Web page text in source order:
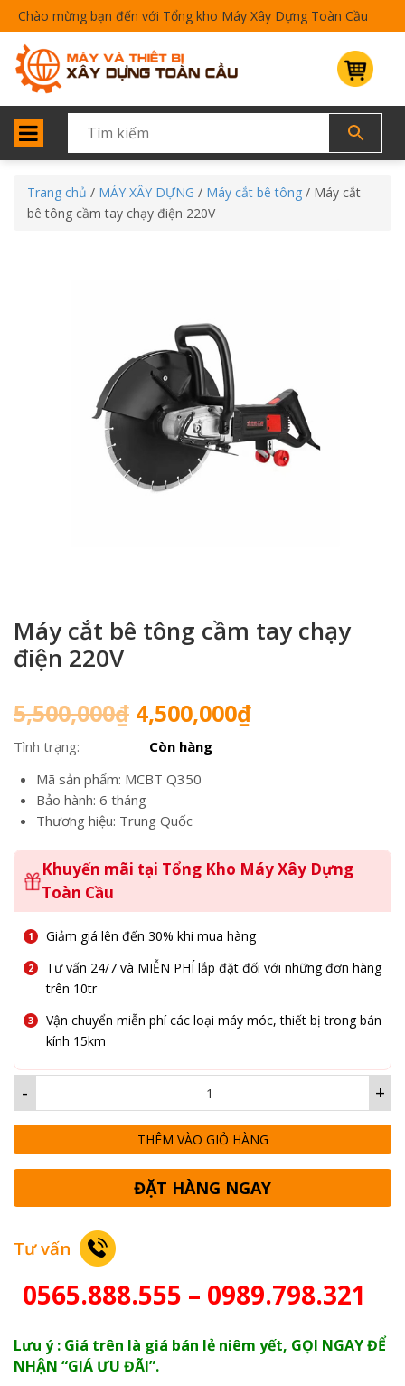
Chào mừng bạn đến với Tổng kho Máy Xây Dựng Toàn Cầu
Trang chủ / MÁY XÂY DỰNG / Máy cắt bê tông / Máy cắt
bê tông cầm tay chạy điện 220V
Máy cắt bê tông cầm tay chạy
điện 220V
5,500,000₫ Giá
gốc
là:
5,500,000₫.
4,500,000₫Giá
Tình trạng:
Còn hàng
Mã sản phẩm: MCBT Q350
Bảo hành: 6 tháng
Thương hiệu: Trung Quốc
Khuyến mãi tại Tổng Kho Máy Xây Dựng
Toàn Cầu
Giảm giá lên đến 30% khi mua hàng
Tư vấn 24/7 và MIỄN PHÍ lắp đặt đối với những đơn hàng
trên 10tr
Vận chuyển miễn phí các loại máy móc, thiết bị trong bán
kính 15km
+
-
THÊM VÀO GIỎ HÀNG
ĐẶT HÀNG NGAY
Tư vấn
0565.888.555 – 0989.798.321
Lưu ý : Giá trên là giá bán lẻ niêm yết, GỌI NGAY ĐỂ
NHẬN “GIÁ ƯU ĐÃI”.